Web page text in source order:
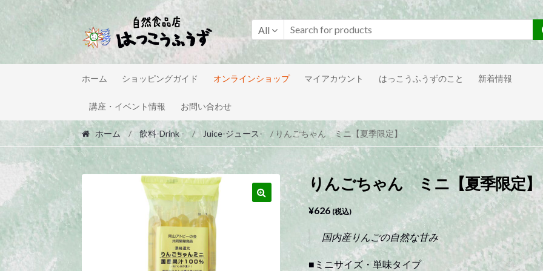
navigation
content
All
ホーム ショッピングガイド オンラインショップ マイアカウント はっこうふうずのこと 新着情報
講座・イベント情報 お問い合わせ
ホーム / 飲料-Drink - / Juice-ジュース- / りんごちゃん ミニ【夏季限定】
りんごちゃん ミニ【夏季限定】
¥626 (税込)
国内産りんごの自然な甘み
■ミニサイズ・単味タイプ